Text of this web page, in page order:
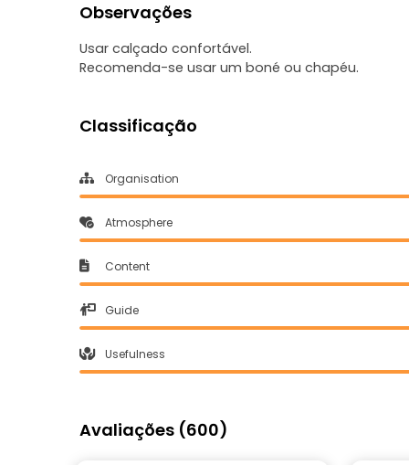
Observações
Usar calçado confortável.
Recomenda-se usar um boné ou chapéu.
Classificação
Organisation
Atmosphere
Content
Guide
Usefulness
Avaliações (600)